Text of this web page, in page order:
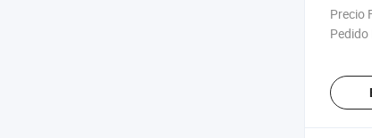
de
Precio